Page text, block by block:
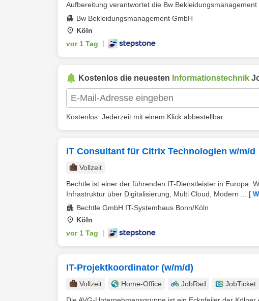
Aufbereitung verantwortet die Bw Bekleidungsmanagement
Bw Bekleidungsmanagement GmbH
Köln
vor 1 Tag
Kostenlos die neuesten Informationstechnik
Kostenlos. Jederzeit mit einem Klick abbestellbar.
IT Consultant für Citrix Technologien w/m/d
Vollzeit
Bechtle ist einer der führenden IT-Dienstleister in Europa.
Infrastruktur über Digitalisierung, Multi Cloud, Modern ...
[
Bechtle GmbH IT-Systemhaus Bonn/Köln
Köln
vor 1 Tag
IT-Projektkoordinator (w/m/d)
Vollzeit Home-Office JobRad
JobTicket